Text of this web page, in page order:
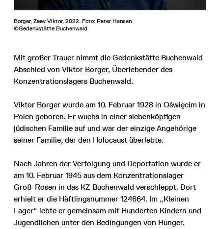
Borger, Zeev Viktor, 2022. Foto: Peter Hansen
©Gedenkstätte Buchenwald
Mit großer Trauer nimmt die Gedenkstätte Buchenwald
Abschied von Viktor Borger, Überlebender des
Konzentrationslagers Buchenwald.
Viktor Borger wurde am 10. Februar 1928 in Oświęcim in
Polen geboren. Er wuchs in einer siebenköpfigen
jüdischen Familie auf und war der einzige Angehörige
seiner Familie, der den Holocaust überlebte.
Nach Jahren der Verfolgung und Deportation wurde er
am 10. Februar 1945 aus dem Konzentrationslager
Groß-Rosen in das KZ Buchenwald verschleppt. Dort
erhielt er die Häftlingsnummer 124664. Im „Kleinen
Lager“ lebte er gemeinsam mit Hunderten Kindern und
Jugendlichen unter den Bedingungen von Hunger,